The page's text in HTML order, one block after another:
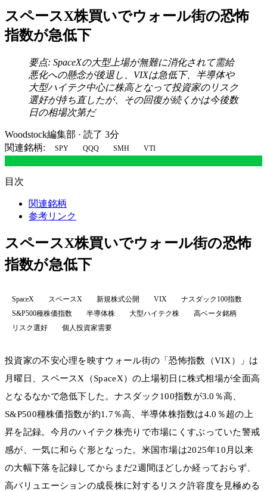
スペースX株買いでウォール街の恐怖
指数が急低下
要点: SpaceXの大型上場が無難に消化されて需給
悪化への懸念が後退し、VIXは急低下、半導体や
大型ハイテク中心に株高となって投資家のリスク
選好が持ち直したが、その回復が続くかは今後数
日の相場次第だ
Woodstock編集部 · 読了 3分
関連銘柄:
SPY QQQ SMH VTI
目次
関連銘柄
参考リンク
スペースX株買いでウォール街の恐怖
指数が急低下
SpaceX スペースX 新規株式公開 VIX
ナスダック100指数
S&P500種株価指数
半導体株 大型ハイテク株
高ベータ銘柄
リスク選好
個人投資家需要
投資家の不安心理を映すウォール街の「恐怖指数（VIX）」は
月曜日、スペースX（SpaceX）の上場初日に株式相場が全面高
となるなかで急低下した。ナスダック100指数が3.0％高、
S&P500種株価指数が約1.7％高、半導体株指数は4.0％超の上
昇を記録。今月のハイテク株売りで市場にくすぶっていた警戒
感が、一気に和らぐ形となった。米国市場は2025年10月以来
の大幅下落を記録してからまだ2週間ほどしか経っておらず、
高バリュエーションの成長株に対するリスク許容度を見極める